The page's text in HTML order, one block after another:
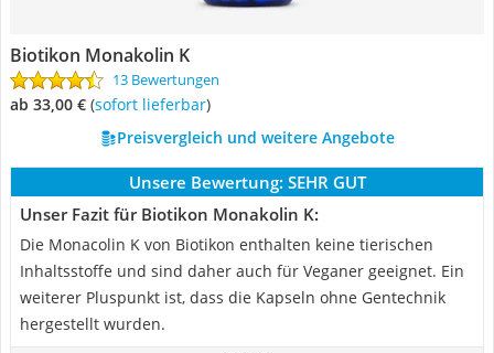
Biotikon Monakolin K
13 Bewertungen
ab 33,00 € ( Sofort lieferbar)
Preisvergleich und weitere Angebote
Unsere Bewertung: SEHR GUT
Unser Fazit für Biotikon Monakolin K:
Die Monacolin K von Biotikon enthalten keine tierischen
Inhaltsstoffe und sind daher auch für Veganer geeignet. Ein
weiterer Pluspunkt ist, dass die Kapseln ohne Gentechnik
hergestellt wurden.